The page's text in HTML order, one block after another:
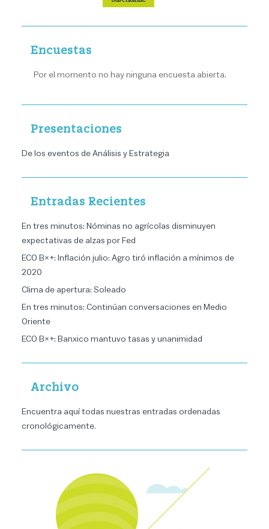
Encuestas
Por el momento no hay ninguna encuesta abierta.
Presentaciones
De los eventos de Análisis y Estrategia
Entradas Recientes
En tres minutos: Nóminas no agrícolas disminuyen
expectativas de alzas por Fed
ECO B×+: Inflación julio: Agro tiró inflación a mínimos de
2020
Clima de apertura: Soleado
En tres minutos: Continúan conversaciones en Medio
Oriente
ECO B×+: Banxico mantuvo tasas y unanimidad
Archivo
Encuentra aquí todas nuestras entradas ordenadas
cronológicamente.